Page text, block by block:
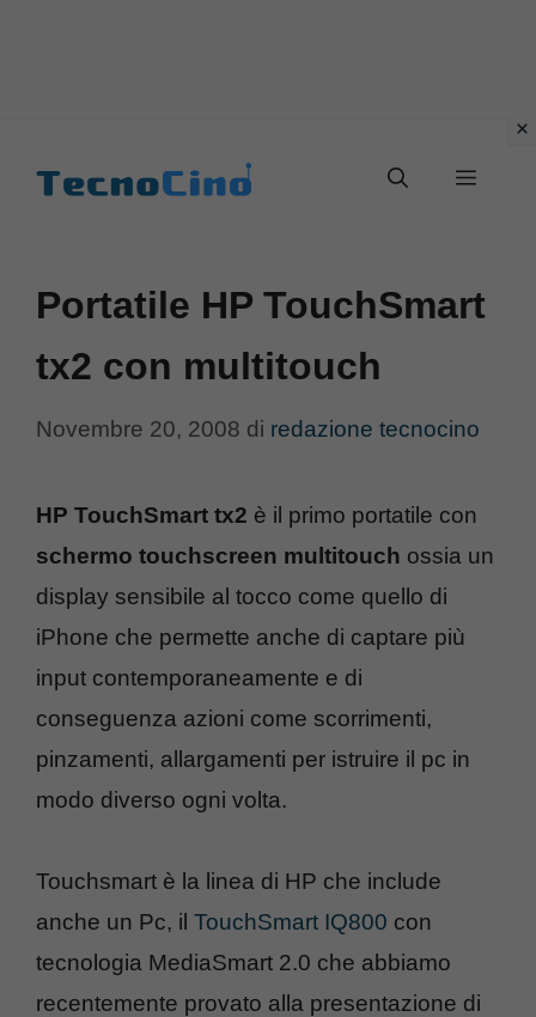
Menu
Portatile HP TouchSmart
tx2 con multitouch
Novembre 20, 2008 di redazione tecnocino
HP TouchSmart tx2 è il primo portatile con
schermo touchscreen multitouch ossia un
display sensibile al tocco come quello di
iPhone che permette anche di captare più
input contemporaneamente e di
conseguenza azioni come scorrimenti,
pinzamenti, allargamenti per istruire il pc in
modo diverso ogni volta.
Touchsmart è la linea di HP che include
anche un Pc, il TouchSmart IQ800 con
tecnologia MediaSmart 2.0 che abbiamo
recentemente provato alla presentazione di